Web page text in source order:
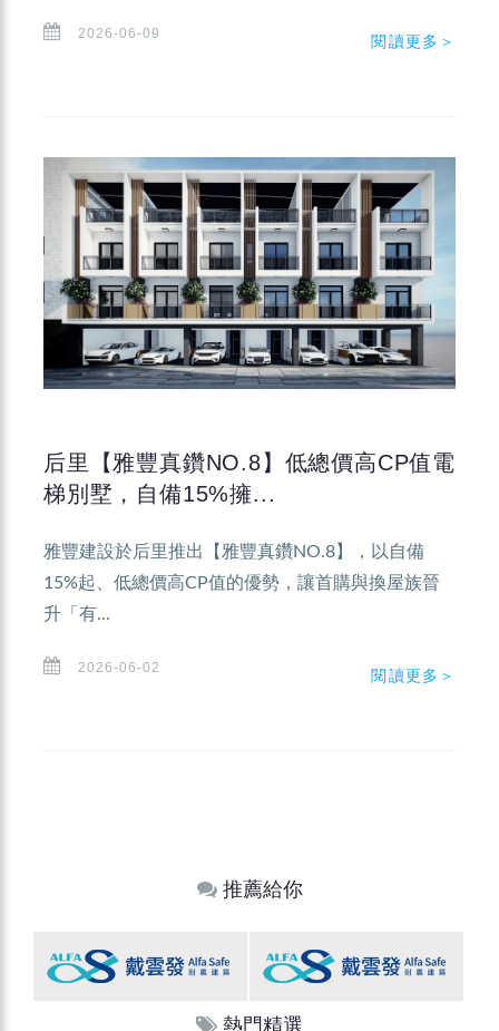
2026-06-09 閱讀更多＞
后里【雅豐真鑽NO.8】低總價高CP值電
梯別墅，自備15%擁...
雅豐建設於后里推出【雅豐真鑽NO.8】，以自備
15%起、低總價高CP值的優勢，讓首購與換屋族晉
升「有...
2026-06-02 閱讀更多＞
推薦給你
熱門精選